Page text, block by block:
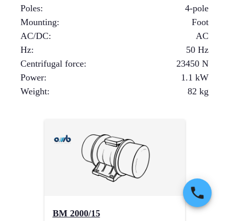
Poles:
4-pole
Mounting:
Foot
AC/DC:
AC
Hz:
50 Hz
Centrifugal force: 23450 N
Power: 1.1 kW
Weight: 82 kg
BM 2000/15